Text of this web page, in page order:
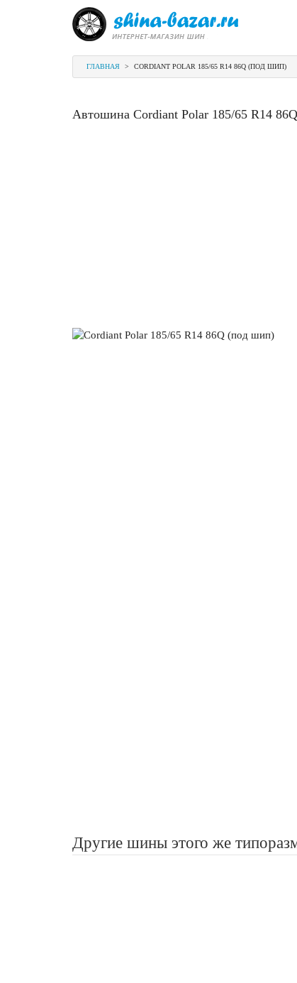
ГЛАВНАЯ > CORDIANT POLAR 185/65 R14 86Q (ПОД ШИП)
Автошина Cordiant Polar 185/65 R14
Другие шины этого же